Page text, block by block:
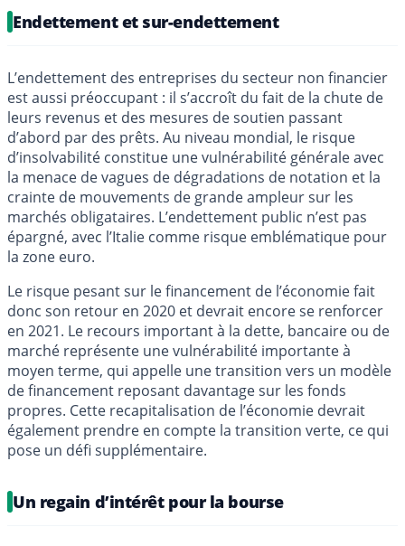
Endettement et sur-endettement
L’endettement des entreprises du secteur non financier
est aussi préoccupant : il s’accroît du fait de la chute de
leurs revenus et des mesures de soutien passant
d’abord par des prêts. Au niveau mondial, le risque
d’insolvabilité constitue une vulnérabilité générale avec
la menace de vagues de dégradations de notation et la
crainte de mouvements de grande ampleur sur les
marchés obligataires. L’endettement public n’est pas
épargné, avec l’Italie comme risque emblématique pour
la zone euro.
Le risque pesant sur le financement de l’économie fait
donc son retour en 2020 et devrait encore se renforcer
en 2021. Le recours important à la dette, bancaire ou de
marché représente une vulnérabilité importante à
moyen terme, qui appelle une transition vers un modèle
de financement reposant davantage sur les fonds
propres. Cette recapitalisation de l’économie devrait
également prendre en compte la transition verte, ce qui
pose un défi supplémentaire.
Un regain d’intérêt pour la bourse